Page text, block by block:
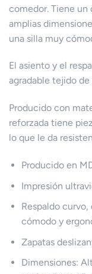
comedor. Tiene un
amplias
una silla muy
El asiento y el
agradable tejido
Producido con
reforzada tiene
lo que le da
Producido en
Impresión
Respaldo
cómodo y
Zapatas
Dimensiones: